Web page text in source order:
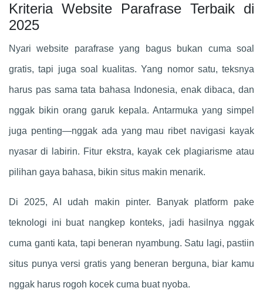
Kriteria Website Parafrase Terbaik di
2025
Nyari website parafrase yang bagus bukan cuma soal
gratis, tapi juga soal kualitas. Yang nomor satu, teksnya
harus pas sama tata bahasa Indonesia, enak dibaca, dan
nggak bikin orang garuk kepala. Antarmuka yang simpel
juga penting—nggak ada yang mau ribet navigasi kayak
nyasar di labirin. Fitur ekstra, kayak cek plagiarisme atau
pilihan gaya bahasa, bikin situs makin menarik.
Di 2025, AI udah makin pinter. Banyak platform pake
teknologi ini buat nangkep konteks, jadi hasilnya nggak
cuma ganti kata, tapi beneran nyambung. Satu lagi, pastiin
situs punya versi gratis yang beneran berguna, biar kamu
nggak harus rogoh kocek cuma buat nyoba.